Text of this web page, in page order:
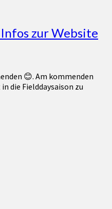
zur Website
😊. Am kommenden
die Fielddaysaison zu